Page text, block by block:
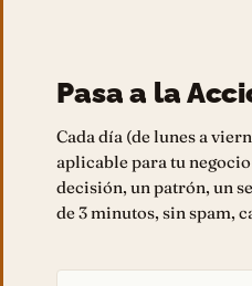
Pasa a la
Cada día (de lunes a
aplicable para tu
decisión, un patrón, un
de 3 minutos, sin spam,